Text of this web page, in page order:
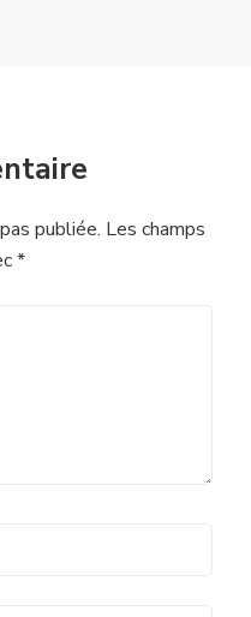
publiée. Les champs
*